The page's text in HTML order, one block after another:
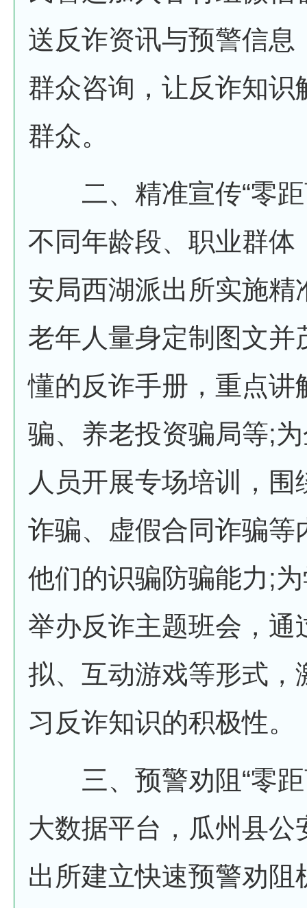
送反诈资讯与预警信息
群众咨询，让反诈知识
群众。
二、精准宣传“零距
不同年龄段、职业群体
安局西湖派出所实施精
老年人量身定制图文并
懂的反诈手册，重点讲
骗、养老投资骗局等;
人员开展专场培训，围
诈骗、虚假合同诈骗等
他们的识骗防骗能力;
举办反诈主题班会，通
拟、互动游戏等形式，
习反诈知识的积极性。
三、预警劝阻“零距
大数据平台，瓜州县公
出所建立快速预警劝阻